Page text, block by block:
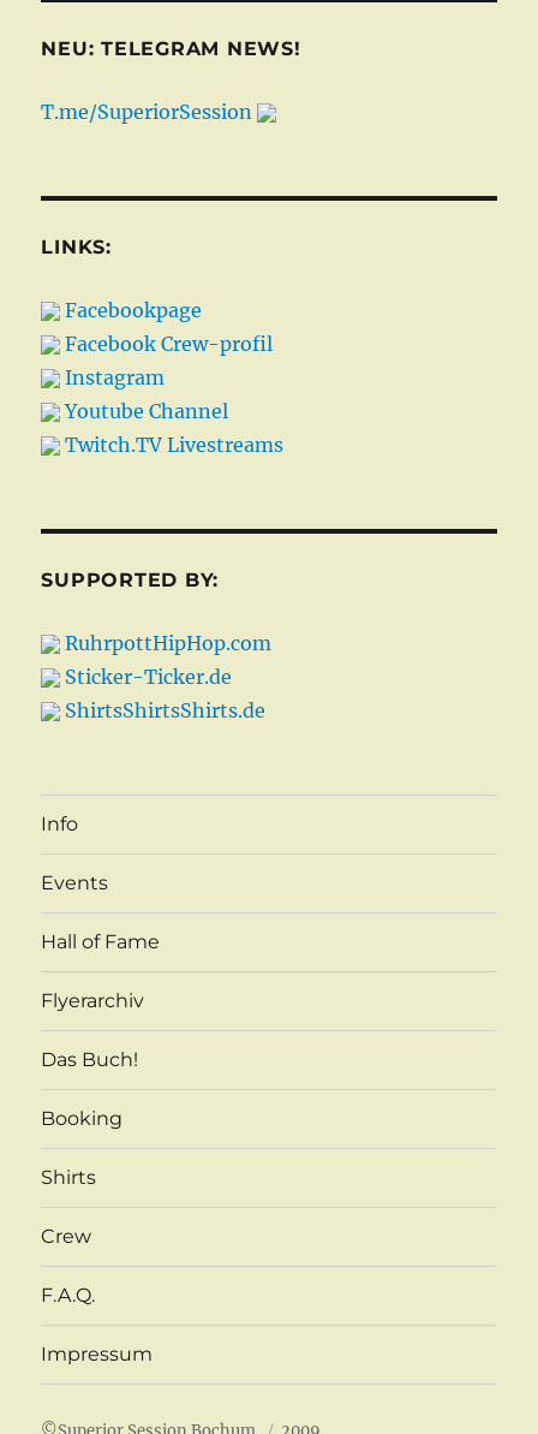
NEU: TELEGRAM NEWS!
T.me/SuperiorSession
LINKS:
Facebookpage
Facebook Crew-profil
Instagram
Youtube Channel
Twitch.TV Livestreams
SUPPORTED BY:
RuhrpottHipHop.com
Sticker-Ticker.de
ShirtsShirtsShirts.de
Info
Events
Hall of Fame
Flyerarchiv
Das Buch!
Booking
Shirts
Crew
F.A.Q.
Impressum